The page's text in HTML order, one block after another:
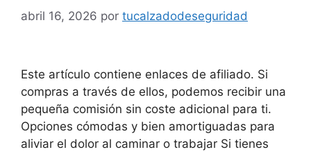
abril 16, 2026 por tucalzadodeseguridad
Este artículo contiene enlaces de afiliado. Si
compras a través de ellos, podemos recibir una
pequeña comisión sin coste adicional para ti.
Opciones cómodas y bien amortiguadas para
aliviar el dolor al caminar o trabajar Si tienes